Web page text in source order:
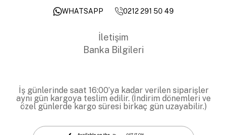
WHATSAPP
0212 291 50 49
İletişim
Banka Bilgileri
İş günlerinde saat 16:00’ya kadar verilen siparişler
aynı gün kargoya teslim edilir. (İndirim dönemleri ve
özel günlerde kargo süresi birkaç gün uzayabilir.)